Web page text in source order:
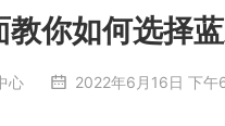
教你如何选择
心 2022年6月16日 下午